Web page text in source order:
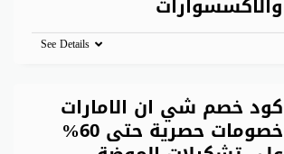
See Details
كود خصم شي ان الامارات
خصومات حصرية حتى 60%